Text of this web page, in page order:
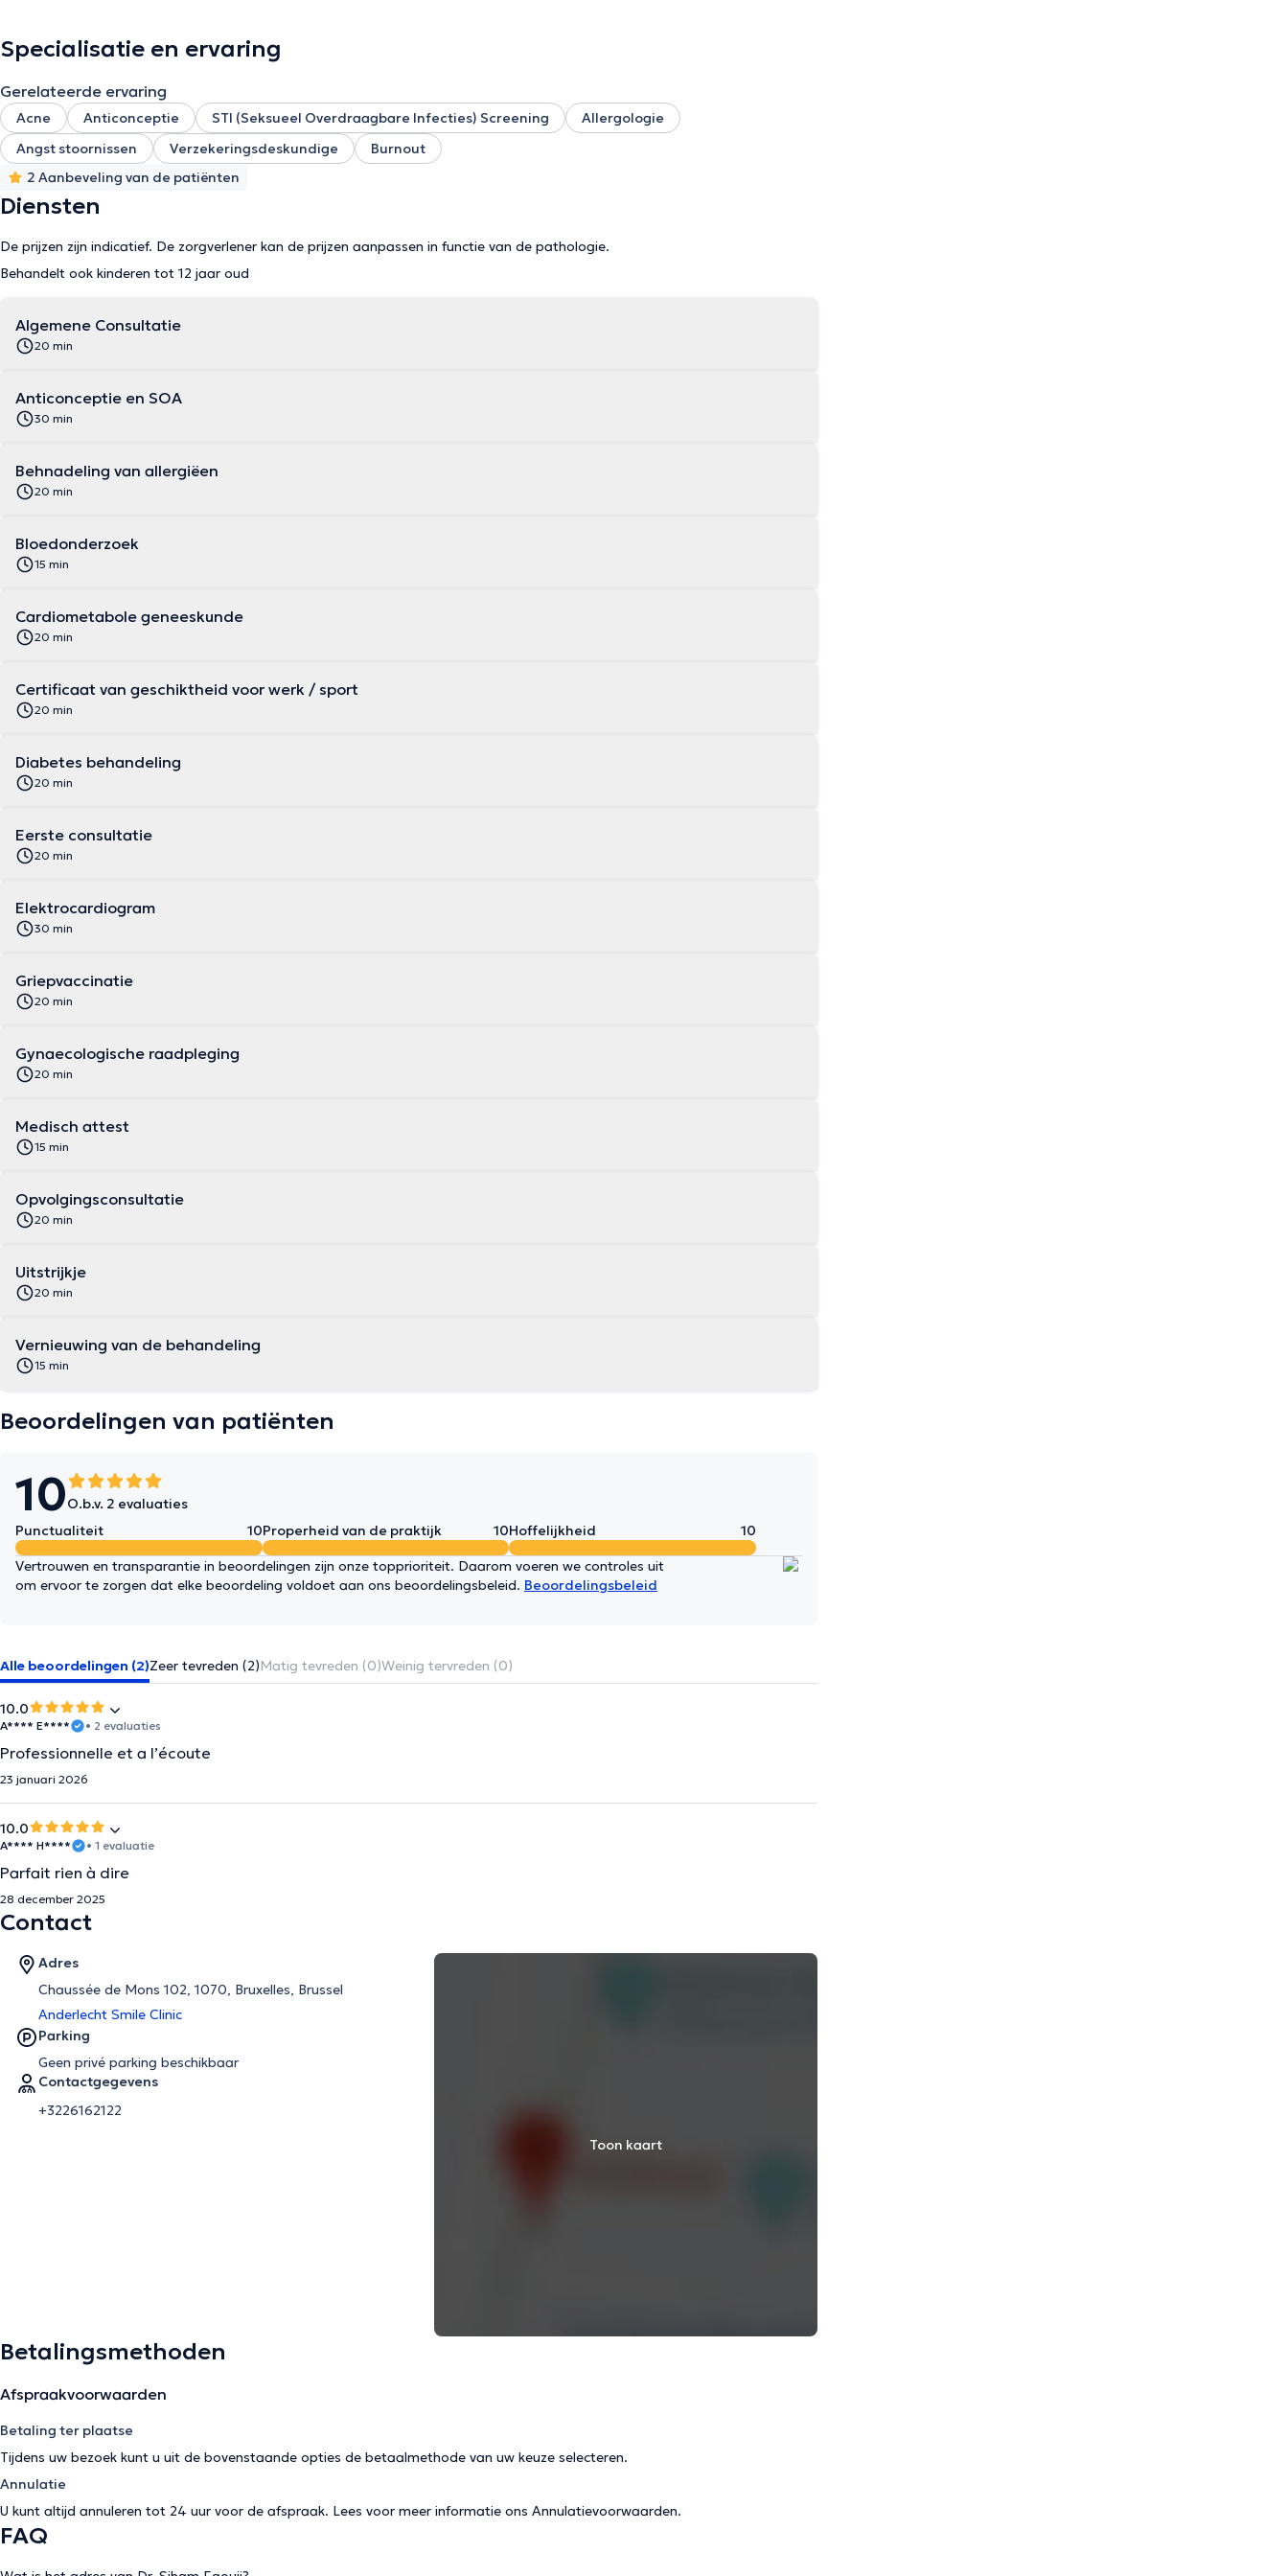
Specialisatie en ervaring
Gerelateerde ervaring
Acne Anticonceptie STI (Seksueel Overdraagbare Infecties) Screening
Allergologie
Angst stoornissen
Verzekeringsdeskundige
Burnout
2 Aanbeveling van de patiënten
Diensten
De prijzen zijn indicatief. De zorgverlener kan de prijzen aanpassen in functie van de pathologie.
Behandelt ook kinderen tot 12 jaar oud
Algemene Consultatie
20 min
Anticonceptie en SOA
30 min
Behnadeling van allergiëen
20 min
Bloedonderzoek
15 min
Cardiometabole geneeskunde
20 min
Certificaat van geschiktheid voor werk / sport
20 min
Diabetes behandeling
20 min
Eerste consultatie
20 min
Elektrocardiogram
30 min
Griepvaccinatie
20 min
Gynaecologische raadpleging
20 min
Medisch attest
15 min
Opvolgingsconsultatie
20 min
Uitstrijkje
20 min
Vernieuwing van de behandeling
15 min
Beoordelingen van patiënten
10O.b.v. 2 evaluaties
Punctualiteit
10Properheid van de praktijk 10Hoffelijkheid 10
Vertrouwen en transparantie in beoordelingen zijn onze topprioriteit. Daarom voeren we controles uit
om ervoor te zorgen dat elke beoordeling voldoet aan ons beoordelingsbeleid. Beoordelingsbeleid
Alle beoordelingen (2)Zeer tevreden (2)Matig tevreden (0)Weinig tervreden (0)
10.0
A**** E**** • 2 evaluaties
Professionnelle et a l’écoute
23 januari 2026
10.0
A**** H**** • 1 evaluatie
Parfait rien à dire
28 december 2025
Contact
Adres
Chaussée de Mons 102, 1070, Bruxelles, Brussel
Anderlecht Smile Clinic
Parking
Geen privé parking beschikbaar
Contactgegevens
+3226162122
Toon kaart
Betalingsmethoden
Afspraakvoorwaarden
Betaling ter plaatse
Tijdens uw bezoek kunt u uit de bovenstaande opties de betaalmethode van uw keuze selecteren.
Annulatie
U kunt altijd annuleren tot 24 uur voor de afspraak. Lees voor meer informatie ons Annulatievoorwaarden.
FAQ